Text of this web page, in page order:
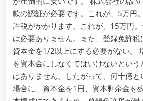
款の認証が必要です。これが、5万円
許税がかかります。これが、15万円
は必要ありません。また、登録免許
資本金を1/2以上にする必要がない。
を資本金にしなくてはいけないとい
はありません。したがって、何十億
場合に、資本金を1円、資本剰余金を